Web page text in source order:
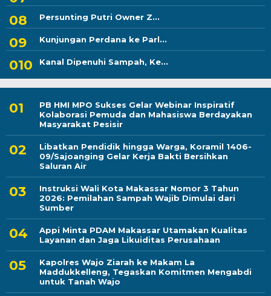
Persunting Putri Owner Z...
Kunjungan Perdana ke Parl...
Kanal Dipenuhi Sampah, Ke...
PB HMI MPO Sukses Gelar Webinar Inspiratif
Kolaborasi Pemuda dan Mahasiswa Berdayakan
Masyarakat Pesisir
Libatkan Pendidik hingga Warga, Koramil 1406-
09/Sajoanging Gelar Kerja Bakti Bersihkan
Saluran Air
Instruksi Wali Kota Makassar Nomor 3 Tahun
2026: Pemilahan Sampah Wajib Dimulai dari
Sumber
Appi Minta PDAM Makassar Utamakan Kualitas
Layanan dan Jaga Likuiditas Perusahaan
Kapolres Wajo Ziarah ke Makam La
Maddukkelleng, Tegaskan Komitmen Mengabdi
untuk Tanah Wajo